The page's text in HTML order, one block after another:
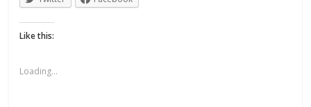
Like this:
Loading...